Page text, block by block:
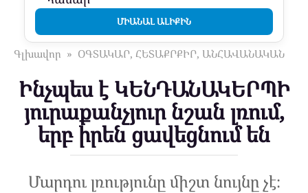
ՄԻԱՆԱԼ ԱԼԻՔԻՆ
Գլխավոր » ՕԳՏԱԿԱՐ, ՀԵՏԱՔՐՔԻՐ, ԱՆՀԱՎԱՆԱԿԱՆ
Ինչպես է ԿԵՆԴԱՆԱԿԵՐՊԻ
յուրաքանչյուր նշան լռում,
երբ իրեն ցավեցնում են
Մարդու լռությունը միշտ նույնը չէ։